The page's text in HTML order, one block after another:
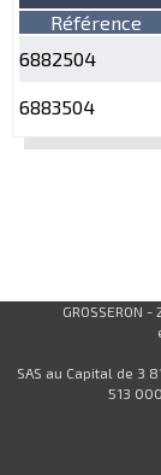
Référence
6882504
6883504
GROSSERON
SAS au Capital de 3
513